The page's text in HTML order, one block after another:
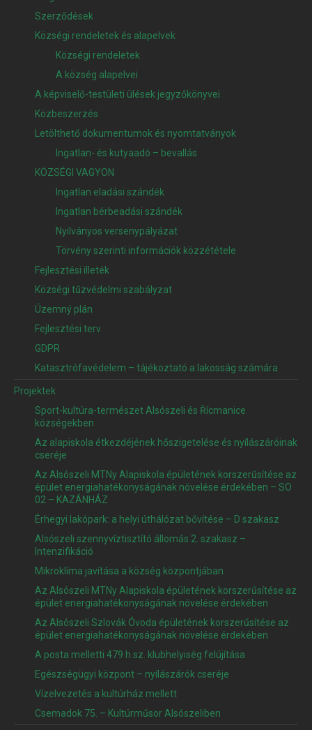
Szerződések
Községi rendeletek és alapelvek
Községi rendeletek
A község alapelvei
A képviselő-testületi ülések jegyzőkönyvei
Közbeszerzés
Letölthető dokumentumok és nyomtatványok
Ingatlan- és kutyaadó – bevallás
KÖZSÉGI VAGYON
Ingatlan eladási szándék
Ingatlan bérbeadási szándék
Nyilványos versenypályázat
Törvény szerinti információk közzététele
Fejlesztési illeték
Községi tűzvédelmi szabályzat
Územný plán
Fejlesztési terv
GDPR
Katasztrófavédelem – tájékoztató a lakosság számára
Projektek
Sport-kultúra-természet Alsószeli és Řícmanice
községekben
Az alapiskola étkezdéjének hőszigetelése és nyílászáróinak
cseréje
Az Alsószeli MTNy Alapiskola épületének korszerűsítése az
épület energiahatékonyságának növelése érdekében – SO
02 – KAZÁNHÁZ
Érhegyi lakópark: a helyi úthálózat bővítése – D szakasz
Alsószeli szennyvíztisztító állomás 2. szakasz –
Intenzifikáció
Mikroklíma javítása a község központjában
Az Alsószeli MTNy Alapiskola épületének korszerűsítése az
épület energiahatékonyságának növelése érdekében
Az Alsószeli Szlovák Óvoda épületének korszerűsítése az
épület energiahatékonyságának növelése érdekében
A posta melletti 479 h.sz. klubhelyiség felújítása
Egészségügyi központ – nyílászárók cseréje
Vízelvezetés a kultúrház mellett
Csemadok 75. – Kultúrműsor Alsószeliben